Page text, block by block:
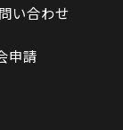
い合わせ
申請